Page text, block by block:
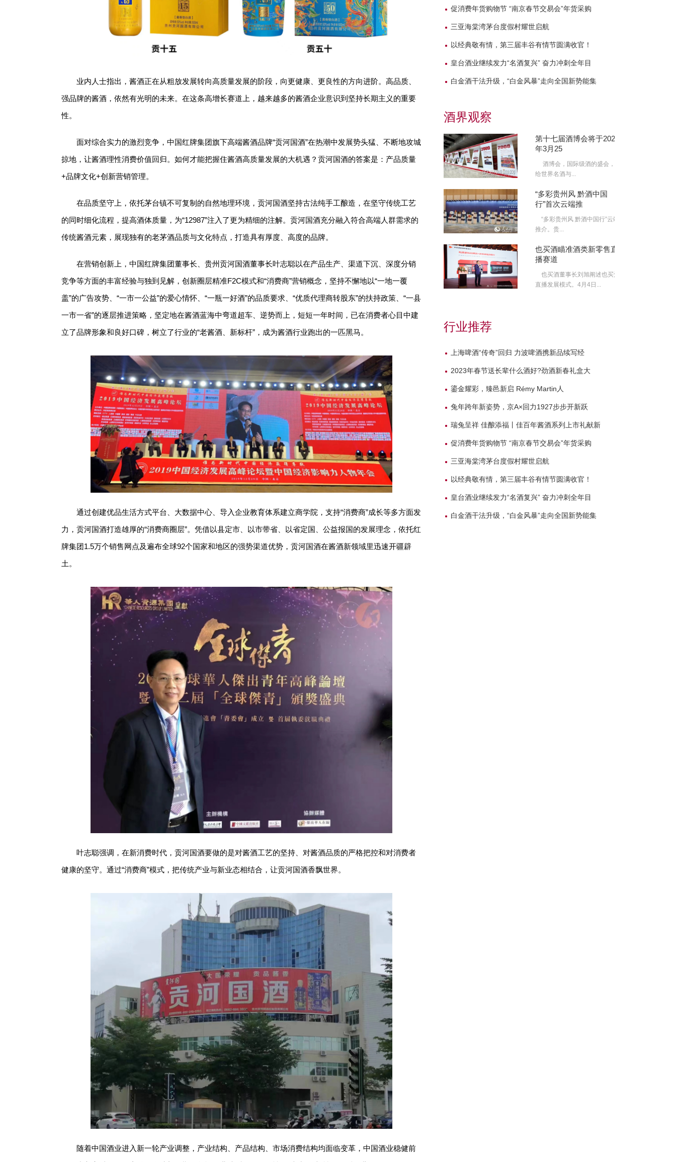
业内人士指出，酱酒正在从粗放发展转向高质量发展的阶段，向更健康、更良性的方向进阶。高品质、
强品牌的酱酒，依然有光明的未来。在这条高增长赛道上，越来越多的酱酒企业意识到坚持长期主义的重要
性。
面对综合实力的激烈竞争，中国红牌集团旗下高端酱酒品牌“贡河国酒”在热潮中发展势头猛、不断地攻城
掠地，让酱酒理性消费价值回归。如何才能把握住酱酒高质量发展的大机遇？贡河国酒的答案是：产品质量
+品牌文化+创新营销管理。
在品质坚守上，依托茅台镇不可复制的自然地理环境，贡河国酒坚持古法纯手工酿造，在坚守传统工艺
的同时细化流程，提高酒体质量，为“12987”注入了更为精细的注解。贡河国酒充分融入符合高端人群需求的
传统酱酒元素，展现独有的老茅酒品质与文化特点，打造具有厚度、高度的品牌。
在营销创新上，中国红牌集团董事长、贵州贡河国酒董事长叶志聪以在产品生产、渠道下沉、深度分销
竞争等方面的丰富经验与独到见解，创新圈层精准F2C模式和“消费商”营销概念，坚持不懈地以“一地一覆
盖”的广告攻势、“一市一公益”的爱心情怀、“一瓶一好酒”的品质要求、“优质代理商转股东”的扶持政策、“一县
一市一省”的逐层推进策略，坚定地在酱酒蓝海中弯道超车、逆势而上，短短一年时间，已在消费者心目中建
立了品牌形象和良好口碑，树立了行业的“老酱酒、新标杆”，成为酱酒行业跑出的一匹黑马。
通过创建优品生活方式平台、大数据中心、导入企业教育体系建立商学院，支持“消费商”成长等多方面发
力，贡河国酒打造雄厚的“消费商圈层”。凭借以县定市、以市带省、以省定国、公益报国的发展理念，依托红
牌集团1.5万个销售网点及遍布全球92个国家和地区的强势渠道优势，贡河国酒在酱酒新领域里迅速开疆辟
土。
叶志聪强调，在新消费时代，贡河国酒要做的是对酱酒工艺的坚持、对酱酒品质的严格把控和对消费者
健康的坚守。通过“消费商”模式，把传统产业与新业态相结合，让贡河国酒香飘世界。
随着中国酒业进入新一轮产业调整，产业结构、产品结构、市场消费结构均面临变革，中国酒业稳健前
促消费年货购物节 “南京春节交易会”年货采购
三亚海棠湾茅台度假村耀世启航
以经典敬有情，第三届丰谷有情节圆满收官！
皇台酒业继续发力“名酒复兴” 奋力冲刺全年目
白金酒干法升级，“白金风暴”走向全国新势能集
酒界观察
第十七届酒博会将于2022
年3月25
酒博会，国际级酒的盛会，
给世界名酒与...
“多彩贵州风 黔酒中国
行”首次云端推
“多彩贵州风 黔酒中国行”云端
推介。贵...
也买酒瞄准酒类新零售直
播赛道
也买酒董事长刘旭阐述也买酒
直播发展模式。4月4日...
行业推荐
上海啤酒“传奇”回归 力波啤酒携新品续写经
2023年春节送长辈什么酒好?劲酒新春礼盒大
鎏金耀彩，臻邑新启 Rémy Martin人
兔年跨年新姿势，京A×回力1927步步开新跃
瑞兔呈祥 佳酿添福丨佳百年酱酒系列上市礼献新
促消费年货购物节 “南京春节交易会”年货采购
三亚海棠湾茅台度假村耀世启航
以经典敬有情，第三届丰谷有情节圆满收官！
皇台酒业继续发力“名酒复兴” 奋力冲刺全年目
白金酒干法升级，“白金风暴”走向全国新势能集